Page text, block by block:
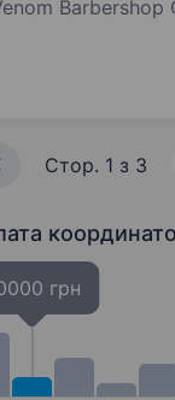
Опис вакансії
з
Стор. 1 з 3
грн